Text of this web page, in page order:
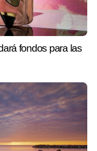
fondos para las